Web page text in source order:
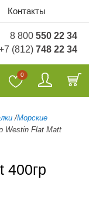
Контакты
8 800 550 22 34
(812) 748 22 34
0
/Морские
Westin Flat Matt
400гр